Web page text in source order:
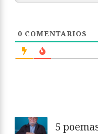
0 COMENTARIOS
5